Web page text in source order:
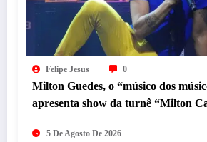
Felipe Jesus 0
Milton Guedes, o “músico dos
apresenta show da turnê “Milton
em BH
5 De Agosto De 2026